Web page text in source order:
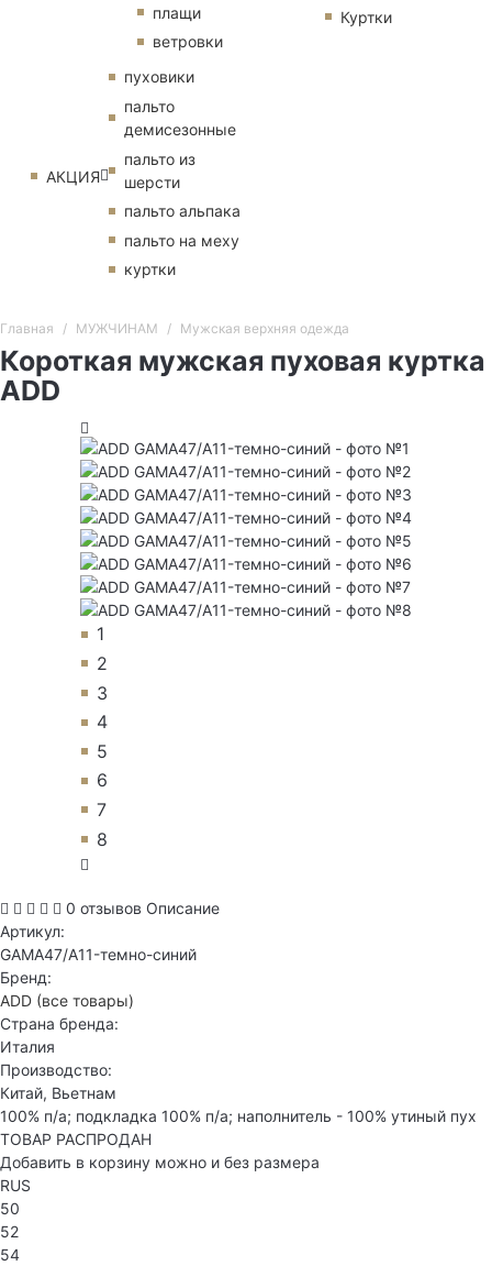
плащи
ветровки
АКЦИЯ
пуховики
пальто
демисезонные
пальто из
шерсти
пальто альпака
пальто на меху
куртки
Куртки
Главная МУЖЧИНАМ Мужская верхняя одежда
Короткая мужская пуховая куртка
ADD
1
2
3
4
5
6
7
8
0 отзывов Описание
Артикул:
GAMA47/A11-темно-синий
Бренд:
ADD (все товары)
Страна бренда:
Италия
Производство:
Китай, Вьетнам
100% п/а; подкладка 100% п/а; наполнитель - 100% утиный пух
ТОВАР РАСПРОДАН
Добавить в корзину можно и без размера
RUS
50
52
54